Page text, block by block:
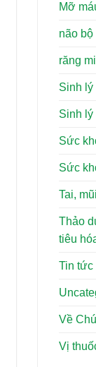
Mỡ
não bộ
răng
Sinh lý
Sinh
Sức
Sức
Tai,
Thảo
tiêu
Tin tức
Về
Vị